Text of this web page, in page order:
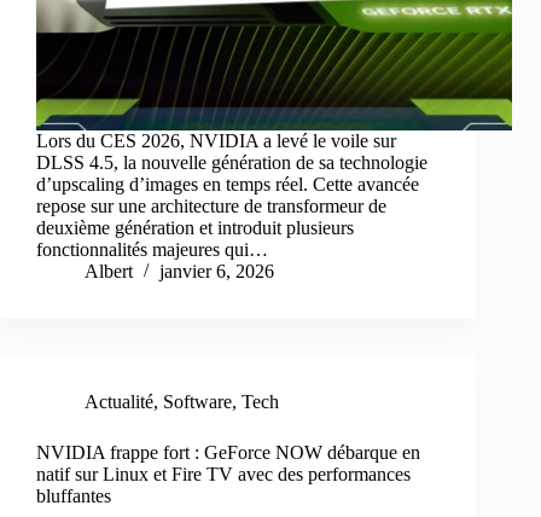
Lors du CES 2026, NVIDIA a levé le voile sur
DLSS 4.5, la nouvelle génération de sa technologie
d’upscaling d’images en temps réel. Cette avancée
repose sur une architecture de transformeur de
deuxième génération et introduit plusieurs
fonctionnalités majeures qui…
Albert
janvier 6, 2026
Actualité, Software, Tech
NVIDIA frappe fort : GeForce NOW débarque en
natif sur Linux et Fire TV avec des performances
bluffantes